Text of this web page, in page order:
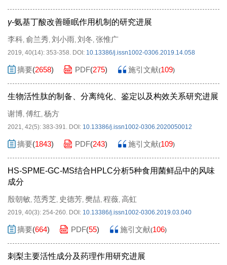
γ-氨基丁酸改善睡眠作用机制的研究进展
李科, 俞兰秀, 刘小雨, 刘冬, 张惟广
2019, 40(14): 353-358. DOI: 10.13386/j.issn1002-0306.2019.14.058
摘要(2658) PDF(275) 施引文献(109)
生物活性肽的制备、分离纯化、鉴定以及构效关系研究进展
谢博, 傅红, 杨方
2021, 42(5): 383-391. DOI: 10.13386/j.issn1002-0306.2020050012
摘要(1843) PDF(243) 施引文献(109)
HS-SPME-GC-MS结合HPLC分析5种食用菌鲜品中的风味
成分
殷朝敏, 范秀芝, 史德芳, 樊喆, 程薇, 高虹
2019, 40(3): 254-260. DOI: 10.13386/j.issn1002-0306.2019.03.040
摘要(664) PDF(55) 施引文献(106)
刺梨主要活性成分及药理作用研究进展